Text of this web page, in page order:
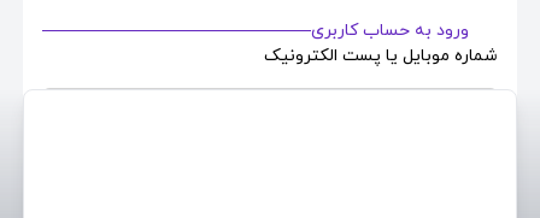
ورود به حساب کاربری
شماره موبایل یا پست الکترونیک